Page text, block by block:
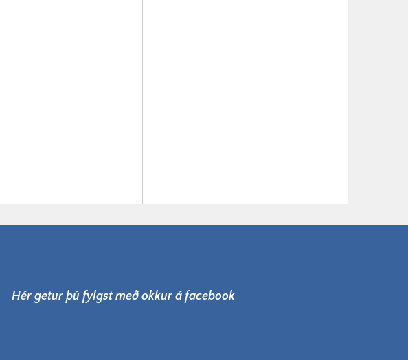
Hér getur þú fylgst með okkur á facebook